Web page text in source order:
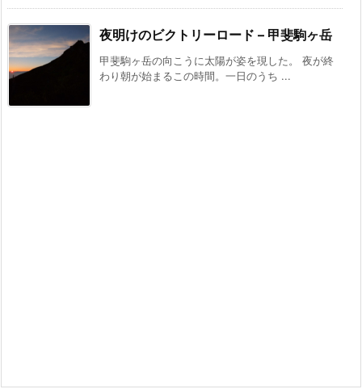
夜明けのビクトリーロード – 甲斐駒ヶ岳
甲斐駒ヶ岳の向こうに太陽が姿を現した。 夜が終
わり朝が始まるこの時間。一日のうち ...